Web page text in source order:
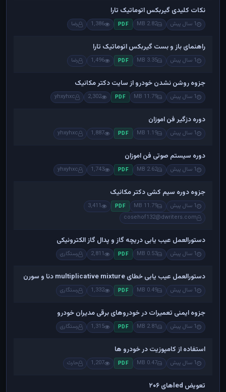
نکات کلیدی گیربکس اتوماتیک تارا
1 سال پیش 2.82 MB
PDF
1,386 رضا
راهنمای باز و بست گیربکس اتوماتیک تارا
1 سال پیش 3.35 MB
PDF
1,496 رضا
جزوه روشن نشدن خودرو از سایت دکتر مکانیک
1 سال پیش 11.79 MB
PDF
2,302
yhxyhxc
دوره دزگیر فن اموزان
1 سال پیش 1.19 MB
PDF
1,887
yhxyhxc
دوره سیستم صوتی فن اموزان
1 سال پیش 2.62 MB
PDF
1,743
yhxyhxc
جزوه دوره سیم کشی دکتر مکانیک
1 سال پیش 11.79 MB
PDF
3,411
cosehof132@dwriters.com
دستورالعمل عیب یابی دریچه گاز و پدال گاز الکترونیکی
1 سال پیش 0.53 MB
PDF
2,811 رستگاری
دستورالعمل عیب یابی خطای multiplicative mixture دنا و سورن
1 سال پیش 0.49 MB
PDF
1,332 رستگاری
جزوه ایمنی تعمیرات در خودروهای برقی مدیران خودرو
1 سال پیش 2.81 MB
PDF
1,315 رستگاری
استفاده از کامپوزیت در خودرو ها
1 سال پیش 0.47 MB
PDF
1,207 حارث
تعویض ledهای ۲۰۶